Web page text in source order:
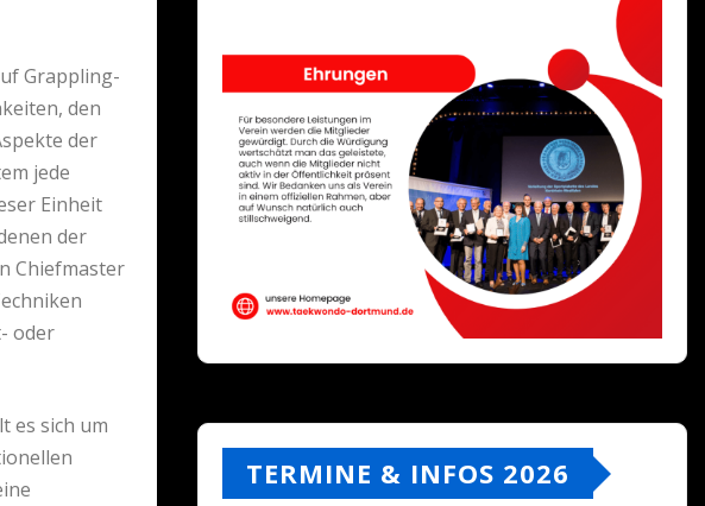
Grappling-
den
der
jede
Einheit
der
Chiefmaster
oder
es sich um
TERMINE & INFOS 2026